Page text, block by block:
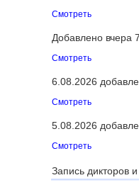
Смотреть
Добавлено вчера
Смотреть
6.08.2026
Смотреть
5.08.2026
Смотреть
Запись дикторов